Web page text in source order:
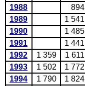
1988
894
1989
1 541
1990
1 485
1991
1 441
1992
1 359 1 611
1993
1 502 1 772
1994
1 790 1 824